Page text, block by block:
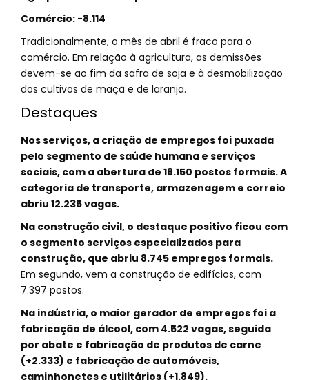
Comércio: -8.114
Tradicionalmente, o mês de abril é fraco para o
comércio. Em relação à agricultura, as demissões
devem-se ao fim da safra de soja e à desmobilização
dos cultivos de maçã e de laranja.
Destaques
Nos serviços, a criação de empregos foi puxada
pelo segmento de saúde humana e serviços
sociais, com a abertura de 18.150 postos formais. A
categoria de transporte, armazenagem e correio
abriu 12.235 vagas.
Na construção civil, o destaque positivo ficou com
o segmento serviços especializados para
construção, que abriu 8.745 empregos formais.
Em segundo, vem a construção de edifícios, com
7.397 postos.
Na indústria, o maior gerador de empregos foi a
fabricação de álcool, com 4.522 vagas, seguida
por abate e fabricação de produtos de carne
(+2.333) e fabricação de automóveis,
caminhonetes e utilitários (+1.849).